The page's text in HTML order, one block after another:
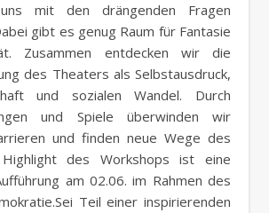
mit den drängenden Fragen
gibt es genug Raum für Fantasie
Zusammen entdecken wir die
des Theaters als Selbstausdruck,
und sozialen Wandel. Durch
und Spiele überwinden wir
und finden neue Wege des
Highlight des Workshops ist eine
am 02.06. im Rahmen des
Teil einer inspirierenden